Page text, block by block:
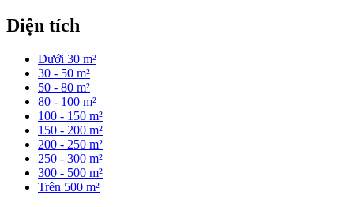
Diện tích
Dưới 30 m²
30 - 50 m²
50 - 80 m²
80 - 100 m²
100 - 150 m²
150 - 200 m²
200 - 250 m²
250 - 300 m²
300 - 500 m²
Trên 500 m²